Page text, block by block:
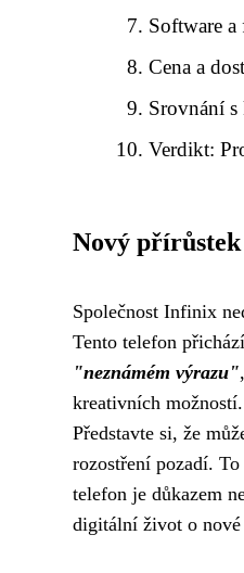
Software a
Cena a
Srovnání
Verdikt:
Nový
Společnost Infinix
Tento telefon
"neznámém výrazu"
kreativních
Představte si, že
rozostření pozadí.
telefon je důkazem
digitální život o